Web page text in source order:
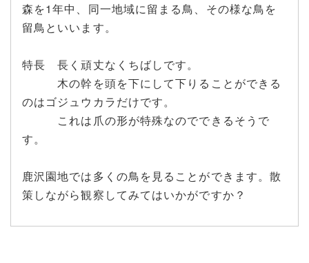
森を1年中、同一地域に留まる鳥、その様な鳥を
留鳥といいます。
特長 長く頑丈なくちばしです。
木の幹を頭を下にして下りることができる
のはゴジュウカラだけです。
これは爪の形が特殊なのでできるそうで
す。
鹿沢園地では多くの鳥を見ることができます。散
策しながら観察してみてはいかがですか？